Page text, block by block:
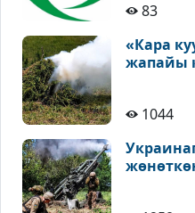
83
«Кара
1044